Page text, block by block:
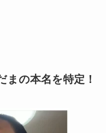
まの本名を特定！